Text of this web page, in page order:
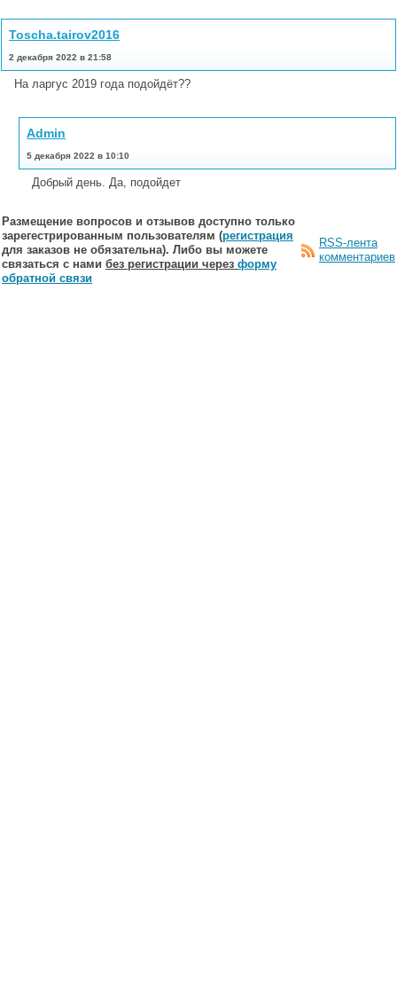
Toscha.tairov2016
2 декабря 2022 в 21:58
На ларгус 2019 года подойдёт??
Admin
5 декабря 2022 в 10:10
Добрый день. Да, подойдет
Размещение вопросов и отзывов доступно только
зарегестрированным пользователям (регистрация
для заказов не обязательна). Либо вы можете
связаться с нами без регистрации через форму
обратной связи
RSS-лента
комментариев